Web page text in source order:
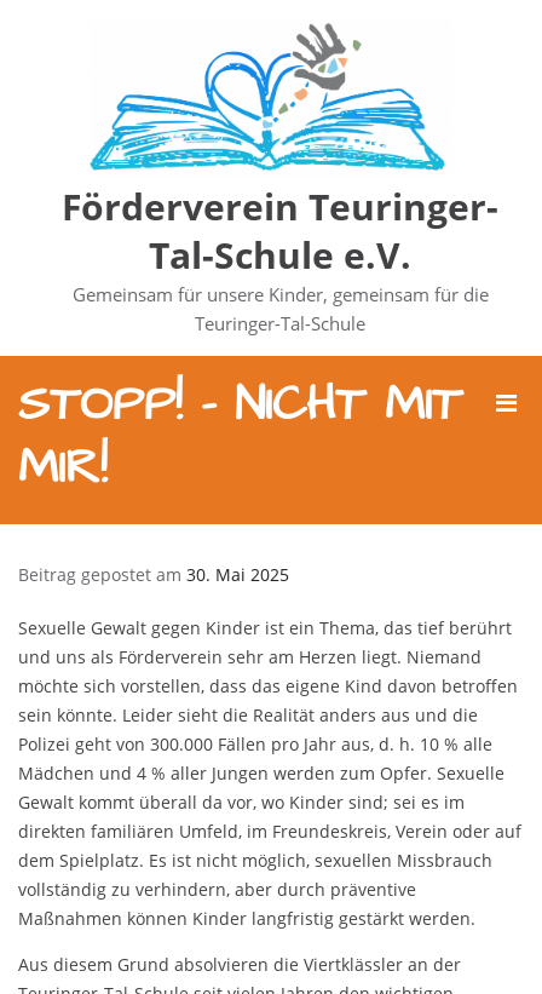
Förderverein Teuringer-
Tal-Schule e.V.
Gemeinsam für unsere Kinder, gemeinsam für die
Teuringer-Tal-Schule
STOPP! – NICHT MIT
MIR!
Beitrag gepostet am 30. Mai 2025
Sexuelle Gewalt gegen Kinder ist ein Thema, das tief berührt
und uns als Förderverein sehr am Herzen liegt. Niemand
möchte sich vorstellen, dass das eigene Kind davon betroffen
sein könnte. Leider sieht die Realität anders aus und die
Polizei geht von 300.000 Fällen pro Jahr aus, d. h. 10 % alle
Mädchen und 4 % aller Jungen werden zum Opfer. Sexuelle
Gewalt kommt überall da vor, wo Kinder sind; sei es im
direkten familiären Umfeld, im Freundeskreis, Verein oder auf
dem Spielplatz. Es ist nicht möglich, sexuellen Missbrauch
vollständig zu verhindern, aber durch präventive
Maßnahmen können Kinder langfristig gestärkt werden.
Aus diesem Grund absolvieren die Viertklässler an der